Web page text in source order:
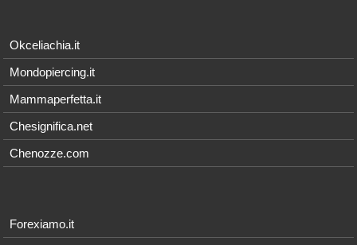
Okceliachia.it
Mondopiercing.it
Mammaperfetta.it
Chesignifica.net
Chenozze.com
Forexiamo.it